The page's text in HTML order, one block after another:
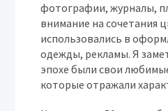
фотографии, журналы,
внимание на сочетания
использовались в
одежды, рекламы. Я
эпохе были свои
которые отражали